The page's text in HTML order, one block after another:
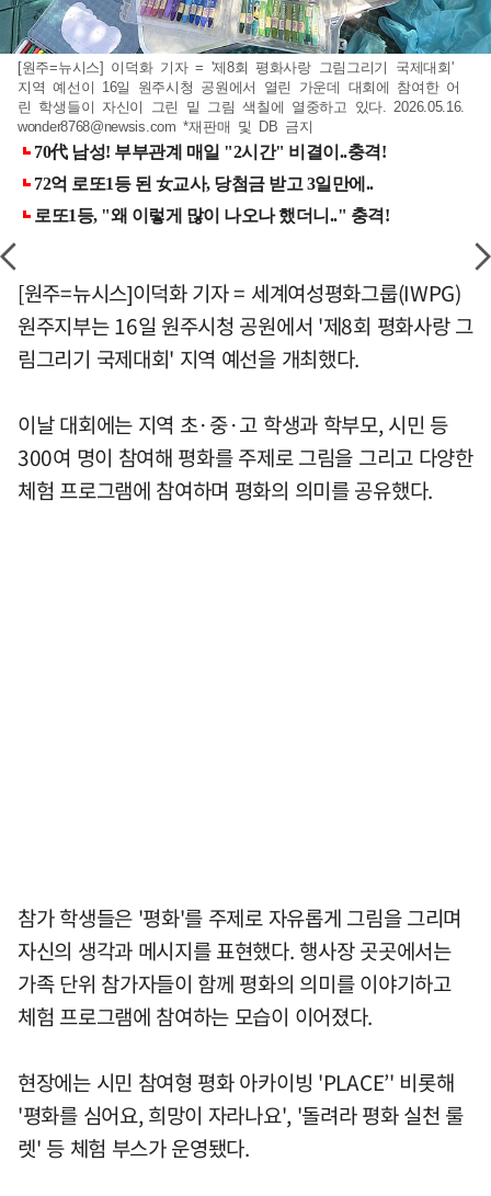
[원주=뉴시스] 이덕화 기자 = '제8회 평화사랑 그림그리기 국제대회'
지역 예선이 16일 원주시청 공원에서 열린 가운데 대회에 참여한 어
린 학생들이 자신이 그린 밑 그림 색칠에 열중하고 있다. 2026.05.16.
wonder8768@newsis.com *재판매 및 DB 금지
[원주=뉴시스]이덕화 기자 = 세계여성평화그룹(IWPG)
원주지부는 16일 원주시청 공원에서 '제8회 평화사랑 그
림그리기 국제대회' 지역 예선을 개최했다.
이날 대회에는 지역 초·중·고 학생과 학부모, 시민 등
300여 명이 참여해 평화를 주제로 그림을 그리고 다양한
체험 프로그램에 참여하며 평화의 의미를 공유했다.
참가 학생들은 '평화'를 주제로 자유롭게 그림을 그리며
자신의 생각과 메시지를 표현했다. 행사장 곳곳에서는
가족 단위 참가자들이 함께 평화의 의미를 이야기하고
체험 프로그램에 참여하는 모습이 이어졌다.
현장에는 시민 참여형 평화 아카이빙 'PLACE’' 비롯해
'평화를 심어요, 희망이 자라나요', '돌려라 평화 실천 룰
렛' 등 체험 부스가 운영됐다.